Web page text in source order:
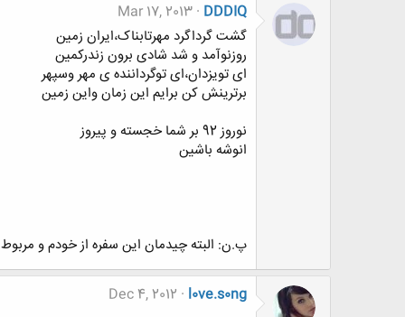
DDDIQ
Mar 17, 2013
گشت گرداگرد مهرتابناک،ایران زمین
روزنوآمد و شد شادی برون زندرکمین
ای تویزدان،ای توگرداننده ی مهر وسپهر
برترینش کن برایم این زمان واین زمین
نوروز 92 بر شما خجسته و پیروز
انوشه باشین
پ.ن: البته چیدمان این سفره از خودم و مربوط
l0ve.s0ng
Dec 4, 2012